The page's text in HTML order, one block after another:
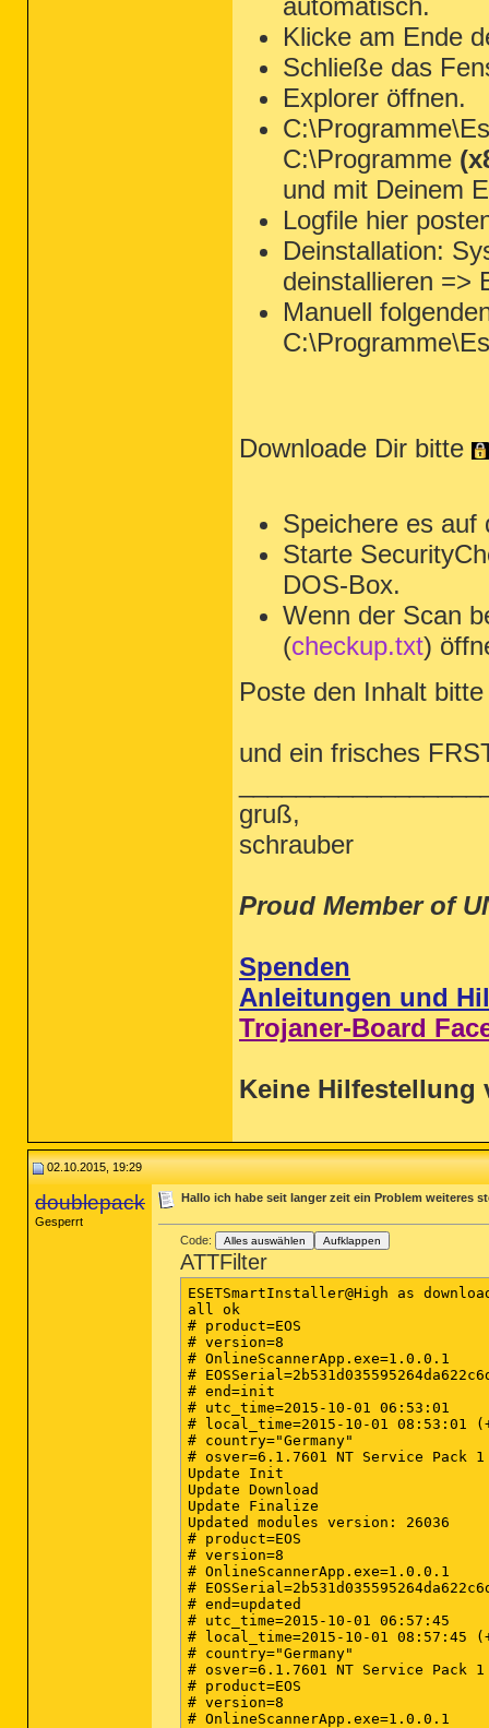
Nach Suchlauf: 1.560.924.160
- - End Of File - -
A36C5E4F47E84449FF07ED3517B43A31
S2 MBAMService; C:\Program Files
Klicke am Ende
Schließe das
Explorer öffnen.
C:\Programme
und mit Deinem
Logfile hier
Deinstallation:
deinstallieren =>
Manuell
Downloade Dir bitte
Speichere es auf
Starte
DOS-Box.
Wenn der Scan
(checkup.txt)
Poste den Inhalt
und ein frisches
gruß,
schrauber
Proud Member of
Spenden
Anleitungen und
Trojaner-Board
Keine Hilfestellung
02.10.2015, 19:29
doublepack
Gesperrt
Hallo ich habe seit langer zeit ein Problem weiteres
Code: Alles auswählen Aufklappen
ATTFilter
ESETSmartInstaller@High as
all ok
# product=EOS
# version=8
# OnlineScannerApp.exe=1.0.0.1
#
# end=init
# utc_time=2015-10-01 06:53:01
# local_time=2015-10-01 08:53:01
# country="Germany"
# osver=6.1.7601 NT Service Pack 1
Update Init
Update Download
Update Finalize
Updated modules version: 26036
# product=EOS
# version=8
# OnlineScannerApp.exe=1.0.0.1
#
# end=updated
# utc_time=2015-10-01 06:57:45
# local_time=2015-10-01 08:57:45
# country="Germany"
# osver=6.1.7601 NT Service Pack 1
# product=EOS
# version=8
# OnlineScannerApp.exe=1.0.0.1